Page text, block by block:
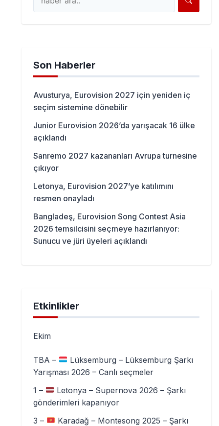
Son Haberler
Avusturya, Eurovision 2027 için yeniden iç
seçim sistemine dönebilir
Junior Eurovision 2026’da yarışacak 16 ülke
açıklandı
Sanremo 2027 kazananları Avrupa turnesine
çıkıyor
Letonya, Eurovision 2027’ye katılımını
resmen onayladı
Bangladeş, Eurovision Song Contest Asia
2026 temsilcisini seçmeye hazırlanıyor:
Sunucu ve jüri üyeleri açıklandı
Etkinlikler
Ekim
TBA –
Lüksemburg – Lüksemburg Şarkı
Yarışması 2026 – Canlı seçmeler
1 –
Letonya – Supernova 2026 – Şarkı
gönderimleri kapanıyor
3 –
Karadağ – Montesong 2025 – Şarkı